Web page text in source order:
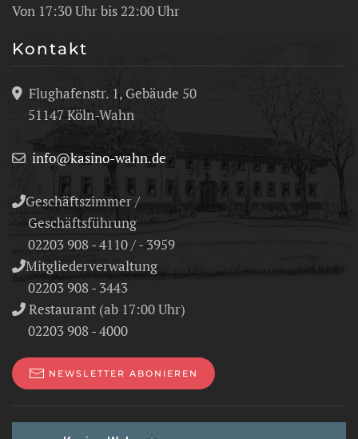
Von 17:30 Uhr bis 22:00 Uhr
Kontakt
Flughafenstr. 1, Gebäude 50
51147 Köln-Wahn
info@kasino-wahn.de
Geschäftszimmer /
Geschäftsführung
02203 908 - 4110 / - 3959
Mitgliederverwaltung
02203 908 - 3443
Restaurant (ab 17:00 Uhr)
02203 908 - 4000
NEWSLETTER ABONIEREN